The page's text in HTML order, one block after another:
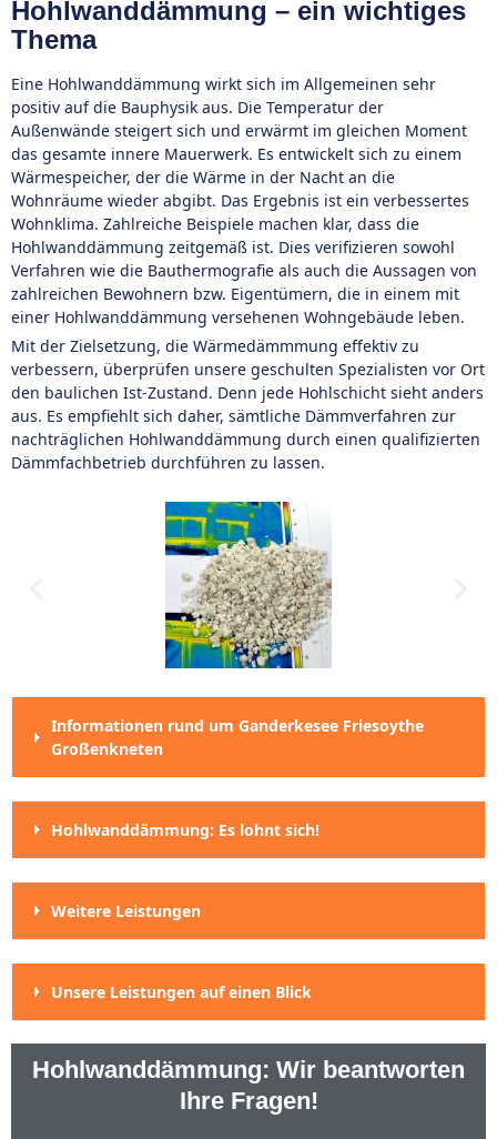
Hohlwanddämmung – ein wichtiges
Thema
Eine Hohlwanddämmung wirkt sich im Allgemeinen sehr
positiv auf die Bauphysik aus. Die Temperatur der
Außenwände steigert sich und erwärmt im gleichen Moment
das gesamte innere Mauerwerk. Es entwickelt sich zu einem
Wärmespeicher, der die Wärme in der Nacht an die
Wohnräume wieder abgibt. Das Ergebnis ist ein verbessertes
Wohnklima. Zahlreiche Beispiele machen klar, dass die
Hohlwanddämmung zeitgemäß ist. Dies verifizieren sowohl
Verfahren wie die Bauthermografie als auch die Aussagen von
zahlreichen Bewohnern bzw. Eigentümern, die in einem mit
einer Hohlwanddämmung versehenen Wohngebäude leben.
Mit der Zielsetzung, die Wärmedämmmung effektiv zu
verbessern, überprüfen unsere geschulten Spezialisten vor Ort
den baulichen Ist-Zustand. Denn jede Hohlschicht sieht anders
aus. Es empfiehlt sich daher, sämtliche Dämmverfahren zur
nachträglichen Hohlwanddämmung durch einen qualifizierten
Dämmfachbetrieb durchführen zu lassen.
Informationen rund um Ganderkesee Friesoythe
Großenkneten
Hohlwanddämmung: Es lohnt sich!
Weitere Leistungen
Unsere Leistungen auf einen Blick
Hohlwanddämmung: Wir beantworten
Ihre Fragen!